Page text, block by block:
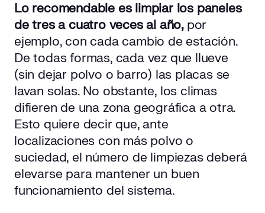
Lo recomendable es limpiar los paneles
de tres a cuatro veces al año, por
ejemplo, con cada cambio de estación.
De todas formas, cada vez que llueve
(sin dejar polvo o barro) las placas se
lavan solas. No obstante, los climas
difieren de una zona geográfica a otra.
Esto quiere decir que, ante
localizaciones con más polvo o
suciedad, el número de limpiezas deberá
elevarse para mantener un buen
funcionamiento del sistema.